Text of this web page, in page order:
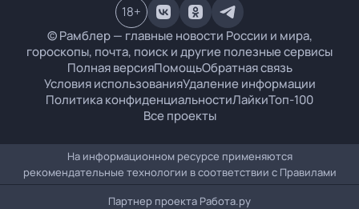
© Рамблер — главные новости России и мира,
гороскопы, почта, поиск и другие полезные сервисы
Полная версияПомощьОбратная связь
Условия использованияУдаление информации
Политика конфиденциальностиЛайкиТоп-100
Все проекты
18+
На информационном ресурсе применяются
рекомендательные технологии в соответствии с Правилами
Партнер проекта Работа.ру